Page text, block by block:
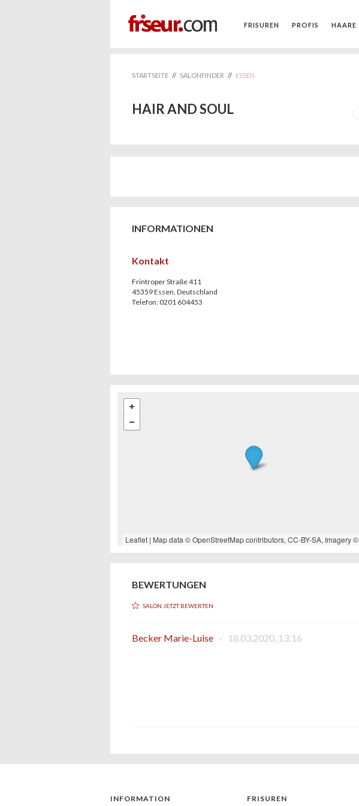
FRISUREN PROFIS HAARE
STARTSEITE // SALONFINDER // ESSEN
HAIR AND SOUL
INFORMATIONEN
Kontakt
Frintroper Straße 411
45359Essen, Deutschland
Telefon: 0201 604453
Leaflet| Map data ©OpenStreetMapcontributors, CC-BY-SA, Imagery ©
BEWERTUNGEN
SALON JETZT BEWERTEN
Becker Marie-Luise · 18.03.2020, 13:16
INFORMATION FRISUREN